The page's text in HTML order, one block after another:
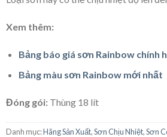
Xem thêm:
Bảng báo giá sơn Rainbow chính
Bảng màu sơn Rainbow mới nhất
Đóng gói:Thùng 18 lít
Danh mục:Hãng Sản Xuất,Sơn Chịu Nhiệt,Sơn